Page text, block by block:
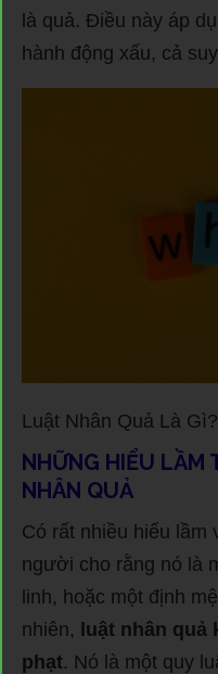
là quả. Điều này áp
hành động xấu, cả
Luật Nhân Quả Là Gì?
NHỮNG HIỂU LẦM
NHÂN QUẢ
Có rất nhiều hiểu lầm
người cho rằng nó là
linh, hoặc một định
nhiên, luật nhân quả
phạt. Nó là một quy